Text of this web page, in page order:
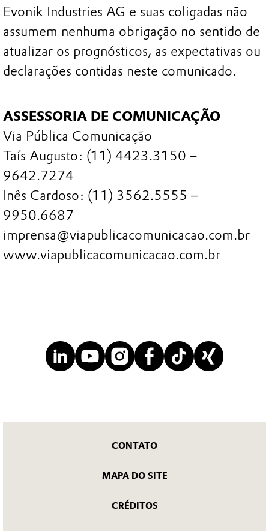
Evonik Industries AG e suas coligadas não
assumem nenhuma obrigação no sentido de
atualizar os prognósticos, as expectativas ou
declarações contidas neste comunicado.
ASSESSORIA DE COMUNICAÇÃO
Via Pública Comunicação
Taís Augusto: (11) 4423.3150 –
9642.7274
Inês Cardoso: (11) 3562.5555 –
9950.6687
imprensa@viapublicacomunicacao.com.br
www.viapublicacomunicacao.com.br
CONTATO
MAPA DO SITE
CRÉDITOS